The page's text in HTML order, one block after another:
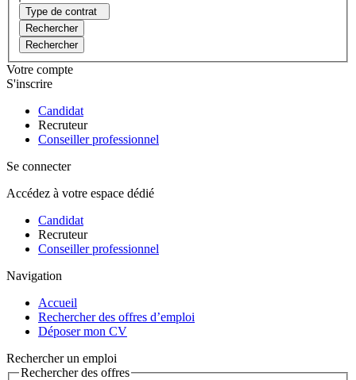
Type de contrat
Rechercher
Rechercher
Votre compte
S'inscrire
Candidat
Recruteur
Conseiller professionnel
Se connecter
Accédez à votre espace dédié
Candidat
Recruteur
Conseiller professionnel
Navigation
Accueil
Rechercher des offres d’emploi
Déposer mon CV
Rechercher un emploi
Rechercher des offres